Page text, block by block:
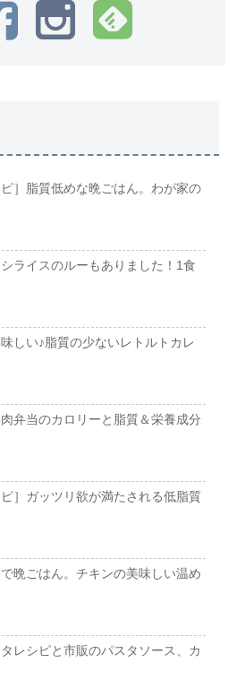
ピ］脂質低めな晩ごはん。わが家の
ライスのルーもありました！1食
しい♪脂質の少ないレトルトカレ
弁当のカロリーと脂質＆栄養成分
ピ］ガッツリ欲が満たされる低脂質
晩ごはん。チキンの美味しい温め
レシピと市販のパスタソース、カ